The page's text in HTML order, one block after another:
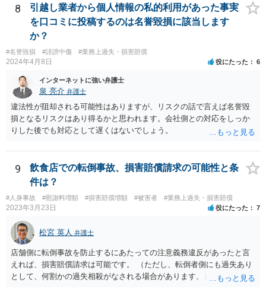
務の提供をする者であること、②労務に対する対償を支払われる者で
あることという２つの要件を満たした場合に認められるとされます。
この判断は、様々な個別的事情に照らして総合的に判断されるもので
す。 「労働者」であるといえる場合、20万円の違約金を予定する規
定は、労働基準法16条違反となります。したがって、「労働者」であ
ると主張し、労働基準法16条を根拠に20万円の支払を拒むことは考え
られます（ただしその場合も、現実に発生した損害分を別途請求され
ることはあり得ます）。 また「労働者」であるといえる場合、研修
期間とはいえ業務として研修への参加が強制されているのであれば、
研修期間分の報酬も請求できる可能性があります。すなわち、業務と
の関連性が認められる研修について、それが使用者の明示・黙示の指
示に基づくもので、その参加が事実上強制されている場合には、労働
労働時間性が認められる場合、少なくとも最低賃金分で計算した額を
請求することなどが考えられます。 これらのことは一般論であり、
本件にどうあてはまるのかは具体的な事情を詳しく聞かないと判断で
きないことですので、一度弁護士に相談されてもよいかと思います。
8
引越し業者から個人情報の私的利用があった事実
を口コミに投稿するのは名誉毀損に該当します
か？
#名誉毀損 #誹謗中傷 #業務上過失・損害賠償
2024年4月8日 役にたった 6
インターネットに強い弁護士
泉 亮介 弁護士
違法性が阻却される可能性はありますが、リスクの話で言えば名誉毀
損となるリスクはあり得るかと思われます。会社側との対応をしっか
りした後でも対応として遅くはないでしょう。
9
飲食店での転倒事故、損害賠償請求の可能性と条
件は？
#人身事故 #慰謝料増額 #損害賠償増額 #被害者 #業務上過失・損害賠償
2023年3月23日 役にたった 7
松宮 英人 弁護士
店舗側に転倒事故を防止するにあたっての注意義務違反があったと言
えれば、損害賠償請求は可能です。 （ただし、転倒者側にも過失あり
として、何割かの過失相殺がなされる場合があります。） 注意義務違